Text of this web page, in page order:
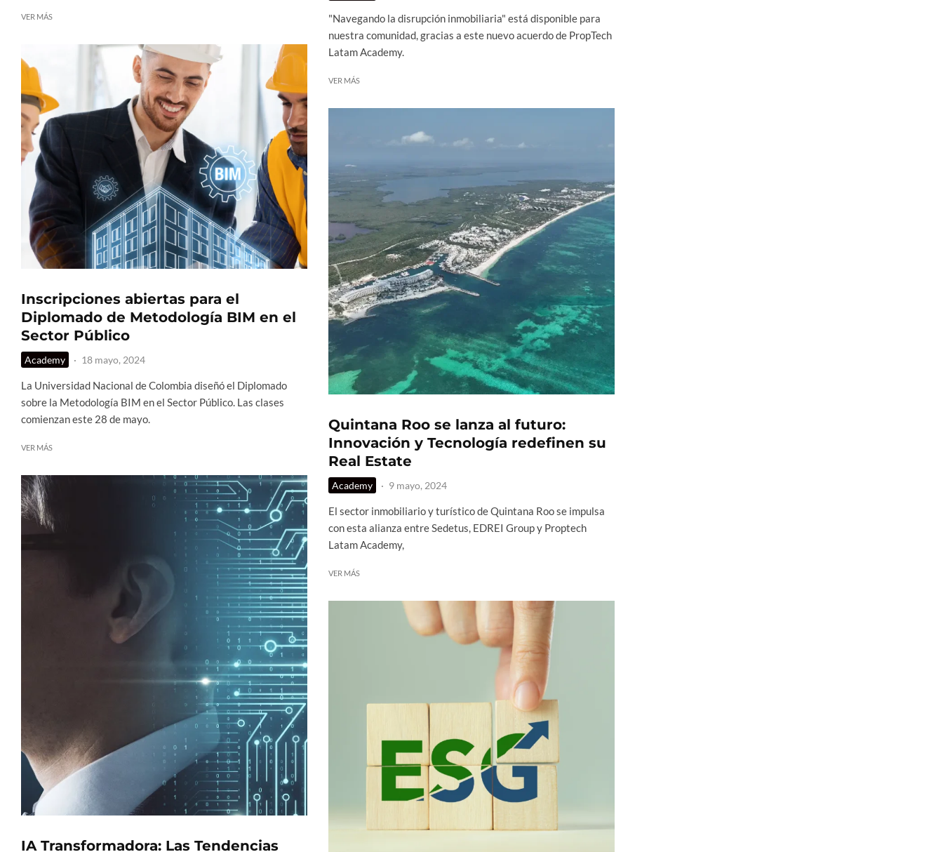
VER MÁS
Inscripciones abiertas para el
Diplomado de Metodología BIM en el
Sector Público
Academy · 18 mayo, 2024
La Universidad Nacional de Colombia diseñó el Diplomado
sobre la Metodología BIM en el Sector Público. Las clases
comienzan este 28 de mayo.
VER MÁS
IA Transformadora: Las Tendencias
"Navegando la disrupción inmobiliaria" está disponible para
nuestra comunidad, gracias a este nuevo acuerdo de PropTech
Latam Academy.
VER MÁS
Quintana Roo se lanza al futuro:
Innovación y Tecnología redefinen su
Real Estate
Academy · 9 mayo, 2024
El sector inmobiliario y turístico de Quintana Roo se impulsa
con esta alianza entre Sedetus, EDREI Group y Proptech
Latam Academy,
VER MÁS